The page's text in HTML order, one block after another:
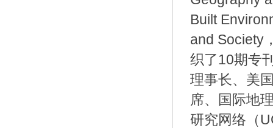
Built
and Society
织了10期专
理事长、美
席、国际地
研究网络（